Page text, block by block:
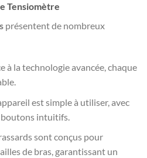
Tensiomètre
présentent de nombreux
à la technologie avancée, chaque
est simple à utiliser, avec
boutons intuitifs.
sont conçus pour
de bras, garantissant un